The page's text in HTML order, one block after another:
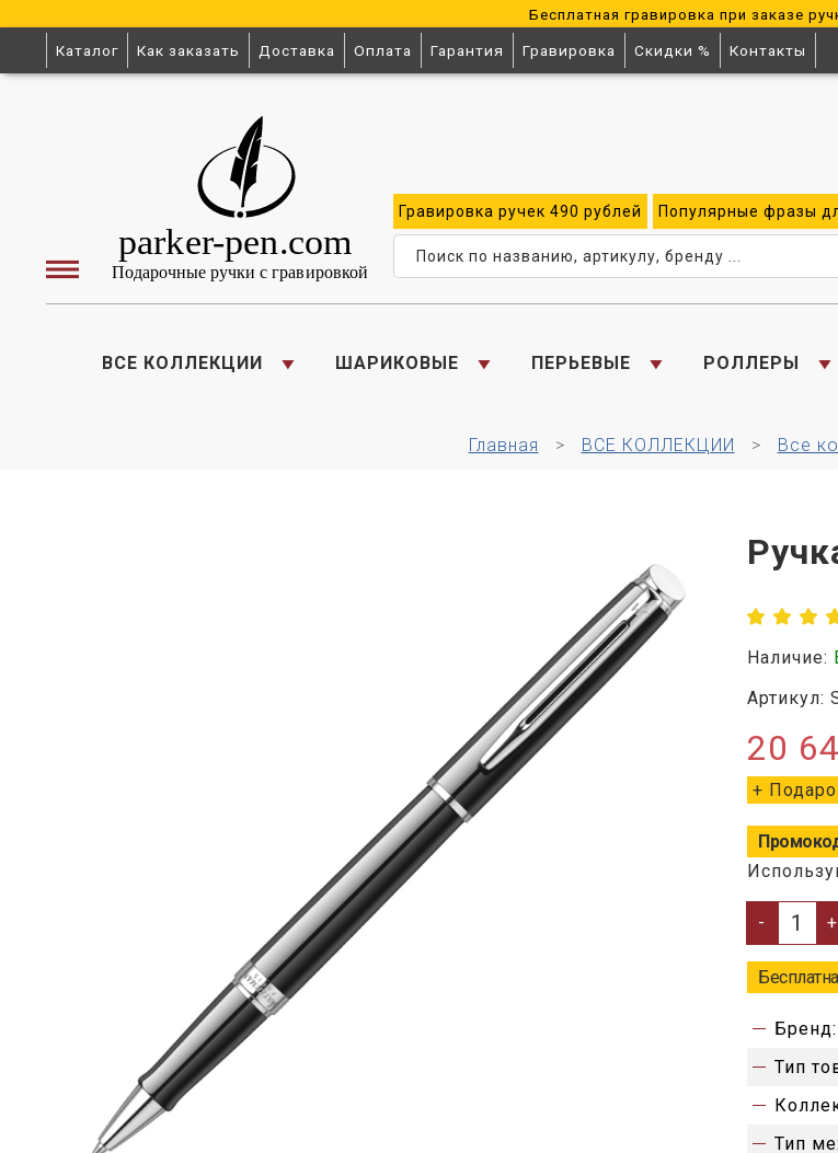
Бесплатная гравировка при заказе
Каталог Как заказать Доставка Оплата Гарантия Гравировка Скидки % Контакты
Гравировка ручек490 рублей Популярные фразы
ВСЕ КОЛЛЕКЦИИ ШАРИКОВЫЕ ПЕРЬЕВЫЕ РОЛЛЕРЫ
Главная ВСЕ КОЛЛЕКЦИИ Все
Наличие:
Артикул:
20
+
- +
Бренд:
Тип
Тип